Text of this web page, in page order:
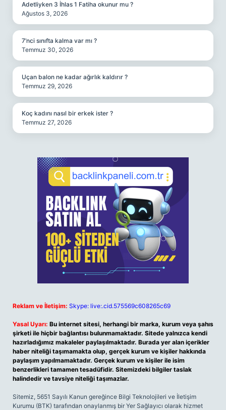
Adetliyken 3 İhlas 1 Fatiha okunur mu ?
Ağustos 3, 2026
7’nci sınıfta kalma var mı ?
Temmuz 30, 2026
Uçan balon ne kadar ağırlık kaldırır ?
Temmuz 29, 2026
Koç kadını nasıl bir erkek ister ?
Temmuz 27, 2026
Reklam ve İletişim: Skype: live:.cid.575569c608265c69
Yasal Uyarı: Bu internet sitesi, herhangi bir marka, kurum veya şahıs
şirketi ile hiçbir bağlantısı bulunmamaktadır. Sitede yalnızca kendi
hazırladığımız makaleler paylaşılmaktadır. Burada yer alan içerikler
haber niteliği taşımamakta olup, gerçek kurum ve kişiler hakkında
paylaşım yapılmamaktadır. Gerçek kurum ve kişiler ile isim
benzerlikleri tamamen tesadüfidir. Sitemizdeki bilgiler taslak
halindedir ve tavsiye niteliği taşımazlar.
Sitemiz, 5651 Sayılı Kanun gereğince Bilgi Teknolojileri ve İletişim
Kurumu (BTK) tarafından onaylanmış bir Yer Sağlayıcı olarak hizmet